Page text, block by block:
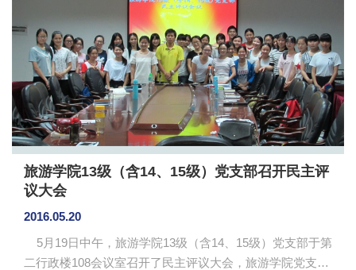
彰和颁奖。在经验交流环节，12级的周雪芳、马浩哲、李
欣键、周倩琳、李昆山、刘青分别从考研总规划、专业
课、政治、英语、复试和抗压等方面进行经验分享。他们
认为，考研备考阶段...
旅游学院13级（含14、15级）党支部召开民主评
议大会
2016.05.20
5月19日中午，旅游学院13级（含14、15级）党支部于第
二行政楼108会议室召开了民主评议大会，旅游学院党支部